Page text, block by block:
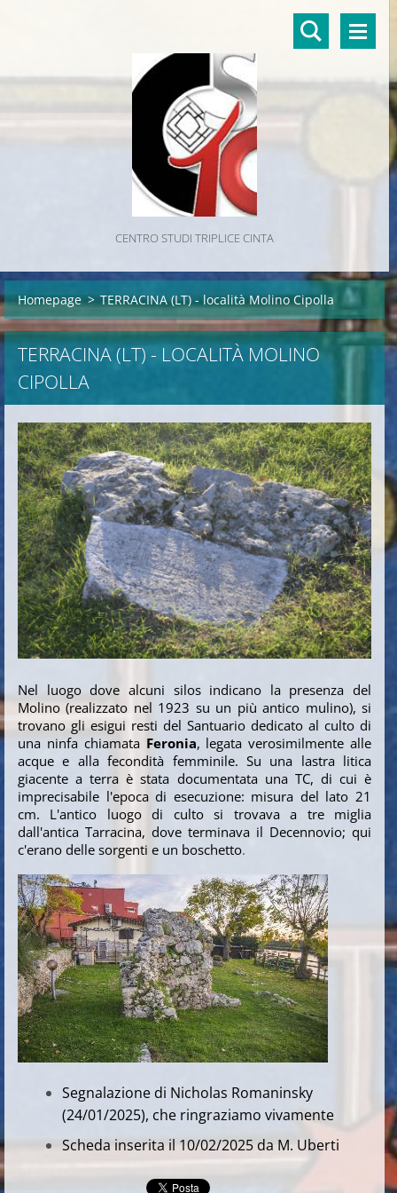
CENTRO STUDI TRIPLICE CINTA
Homepage > TERRACINA (LT) - località Molino Cipolla
TERRACINA (LT) - LOCALITÀ MOLINO
CIPOLLA
Nel luogo dove alcuni silos indicano la presenza del
Molino (realizzato nel 1923 su un più antico mulino), si
trovano gli esigui resti del Santuario dedicato al culto di
una ninfa chiamata Feronia, legata verosimilmente alle
acque e alla fecondità femminile. Su una lastra litica
giacente a terra è stata documentata una TC, di cui è
imprecisabile l'epoca di esecuzione: misura del lato 21
cm. L'antico luogo di culto si trovava a tre miglia
dall'antica Tarracina, dove terminava il Decennovio; qui
c'erano delle sorgenti e un boschetto.
Segnalazione di Nicholas Romaninsky
(24/01/2025), che ringraziamo vivamente
Scheda inserita il 10/02/2025 da M. Uberti